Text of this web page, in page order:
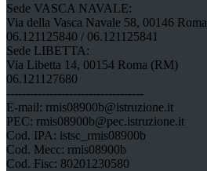
Sede VASCA NAVALE:
Via della Vasca Navale 58, 00146 Roma
06.121125840 / 06.121125841
Sede LIBETTA:
Via Libetta 14, 00154 Roma (RM)
06.121127680
-----------------------------------
E-mail: rmis08900b@istruzione.it
PEC: rmis08900b@pec.istruzione.it
Cod. IPA: istsc_rmis08900b
Cod. Mecc: rmis08900b
Cod. Fisc: 80201230580